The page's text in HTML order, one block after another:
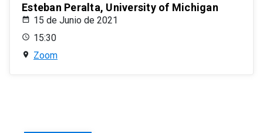
Esteban Peralta, University of Michigan
15 de Junio de 2021
15:30
Zoom